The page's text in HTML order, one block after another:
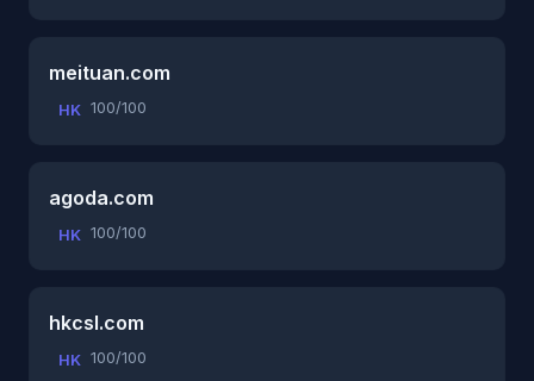
meituan.com
HK 100/100
agoda.com
HK 100/100
hkcsl.com
HK 100/100